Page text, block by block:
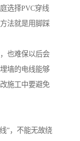
选择PVC穿线
法就是用脚踩
也难保以后会
墙的电线能够
施工中要避免
”，不能无故绕